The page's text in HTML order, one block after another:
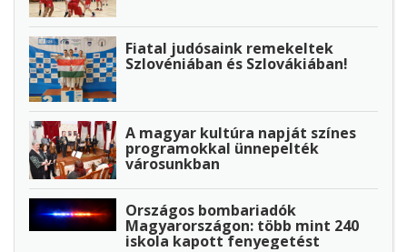
Fiatal judósaink remekeltek
Szlovéniában és Szlovákiában!
A magyar kultúra napját színes
programokkal ünnepelték
városunkban
Országos bombariadók
Magyarországon: több mint 240
iskola kapott fenyegetést